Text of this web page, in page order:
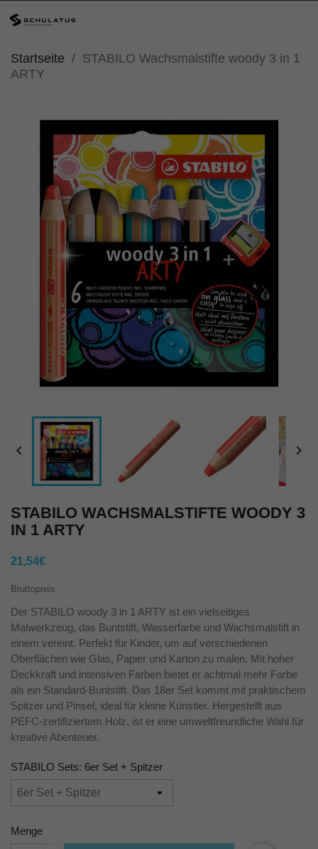
Startseite
STABILO Wachsmalstifte woody 3 in 1
ARTY
 
STABILO WACHSMALSTIFTE WOODY 3
IN 1 ARTY
21,54€
Bruttopreis
Der STABILO woody 3 in 1 ARTY ist ein vielseitiges
Malwerkzeug, das Buntstift, Wasserfarbe und Wachsmalstift in
einem vereint. Perfekt für Kinder, um auf verschiedenen
Oberflächen wie Glas, Papier und Karton zu malen. Mit hoher
Deckkraft und intensiven Farben bietet er achtmal mehr Farbe
als ein Standard-Buntstift. Das 18er Set kommt mit praktischem
Spitzer und Pinsel, ideal für kleine Künstler. Hergestellt aus
PEFC-zertifiziertem Holz, ist er eine umweltfreundliche Wahl für
kreative Abenteuer.
STABILO Sets: 6er Set + Spitzer
Menge